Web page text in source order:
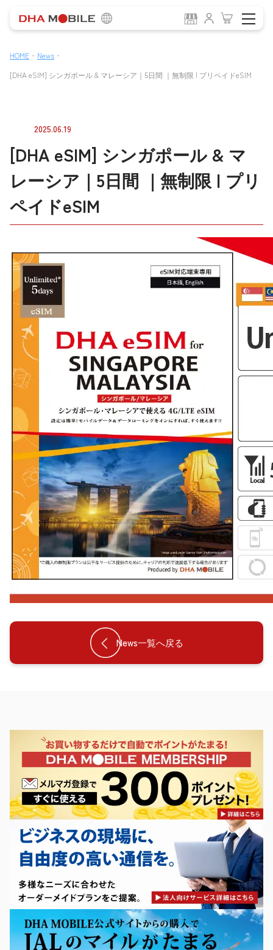
HOME - News -
[DHA eSIM] シンガポール & マレーシア｜5日間 ｜無制限 | プリペイドeSIM
2025.06.19
[DHA eSIM] シンガポール & マ
レーシア｜5日間 ｜無制限 | プリ
ペイドeSIM
News一覧へ戻る